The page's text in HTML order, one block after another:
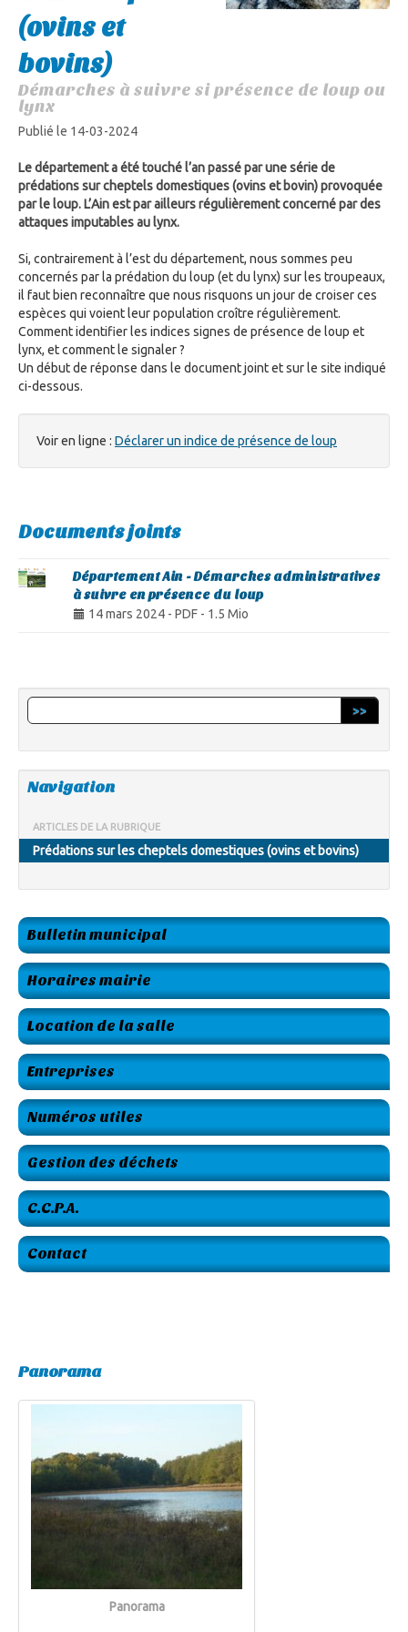
(ovins et
bovins)
Démarches à suivre si présence de loup ou
lynx
Publié le 14-03-2024
Le département a été touché l’an passé par une série de
prédations sur cheptels domestiques (ovins et bovin) provoquée
par le loup. L’Ain est par ailleurs régulièrement concerné par des
attaques imputables au lynx.
Si, contrairement à l’est du département, nous sommes peu
concernés par la prédation du loup (et du lynx) sur les troupeaux,
il faut bien reconnaître que nous risquons un jour de croiser ces
espèces qui voient leur population croître régulièrement.
Comment identifier les indices signes de présence de loup et
lynx, et comment le signaler ?
Un début de réponse dans le document joint et sur le site indiqué
ci-dessous.
Voir en ligne : Déclarer un indice de présence de loup
Documents joints
Département Ain - Démarches administratives
à suivre en présence du loup
14 mars 2024 - PDF - 1.5 Mio
>>
Navigation
ARTICLES DE LA RUBRIQUE
Prédations sur les cheptels domestiques (ovins et bovins)
Bulletin municipal
Horaires mairie
Location de la salle
Entreprises
Numéros utiles
Gestion des déchets
C.C.P.A.
Contact
Panorama
Panorama